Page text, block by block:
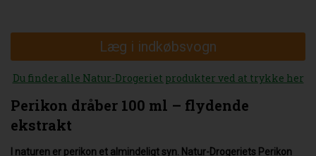
Læg i indkøbsvogn
Du finder alle Natur-Drogeriet produkter ved at trykke her
Perikon dråber 100 ml – flydende
ekstrakt
I naturen er perikon et almindeligt syn. Natur-Drogeriets Perikon